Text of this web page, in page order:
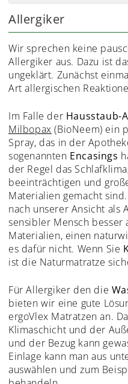
Allergiker
Wir sprechen keine
Allergiker aus. Dazu ist
ungeklärt. Zunächst
Art allergischen
Im Falle der Hausstaub-
Milbopax (BioNeem) ein
Spray, das in der
sogenannten Encasings
der Regel das
beeinträchtigen und
Materialien gemacht
nach unserer Ansicht als
sensibler Mensch besser
Materialien, einen
es dafür nicht. Wenn Sie
ist die Naturmatratze
Für Allergiker den die
bieten wir eine gute
ergoVlex Matratzen an.
Klimaschicht und der
und der Bezug kann
Einlage kann man aus
auswählen und zum